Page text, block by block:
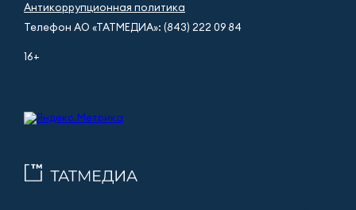
Антикоррупционная политика
Телефон АО «ТАТМЕДИА»: (843) 222 09 84
16+